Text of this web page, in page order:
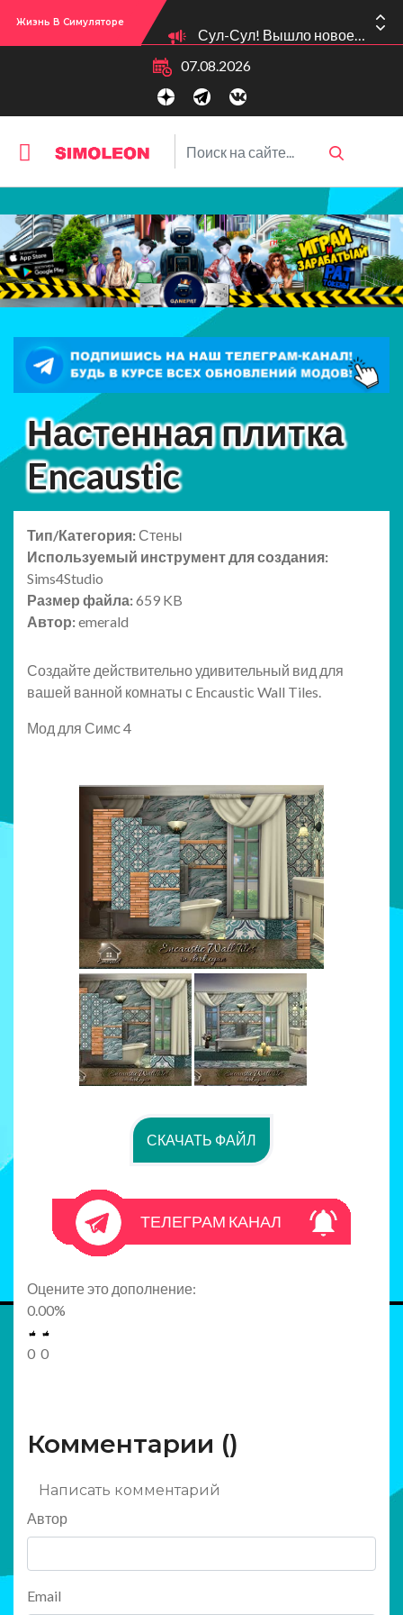
Жизнь В Симуляторе Сул-Сул! Вышло новое обновлении версии игры: 1.119.96.1030 (ПК)! 1.119.96.1230 (Mac)! 2.22 (ИП)!
07.08.2026
Настенная плитка
Encaustic
Тип/Категория: Стены
Используемый инструмент для создания:
Sims4Studio
Размер файла:659 KB
Автор:emerald
Создайте действительно удивительный вид для
вашей ванной комнаты с Encaustic Wall Tiles.
Мод для Симс 4
СКАЧАТЬ ФАЙЛ
ТЕЛЕГРАМ КАНАЛ
Оцените это дополнение:
0.00%
0 0
Комментарии ()
Написать комментарий
Автор
Email